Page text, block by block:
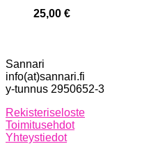
25,00 €
Sannari
info(at)sannari.fi
y-tunnus 2950652-3
Rekisteriseloste
Toimitusehdot
Yhteystiedot